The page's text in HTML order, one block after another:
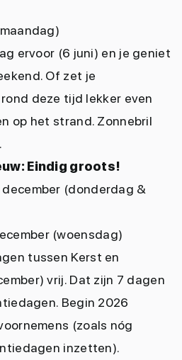
ervoor (6 juni) en je geniet
Of zet je
deze tijd lekker even
op het strand. Zonnebril
Eindig groots!
(donderdag &
(woensdag)
tussen Kerst en
vrij. Dat zijn 7 dagen
Begin 2026
(zoals nóg
inzetten).